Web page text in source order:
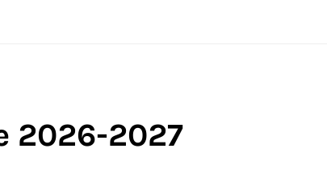
2026-2027